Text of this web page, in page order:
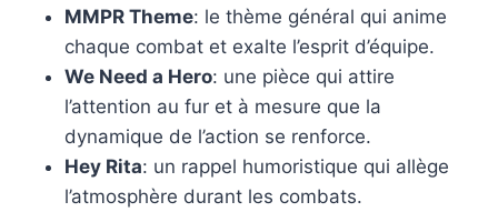
MMPR Theme: le thème général qui anime
chaque combat et exalte l’esprit d’équipe.
We Need a Hero: une pièce qui attire
l’attention au fur et à mesure que la
dynamique de l’action se renforce.
Hey Rita: un rappel humoristique qui allège
l’atmosphère durant les combats.